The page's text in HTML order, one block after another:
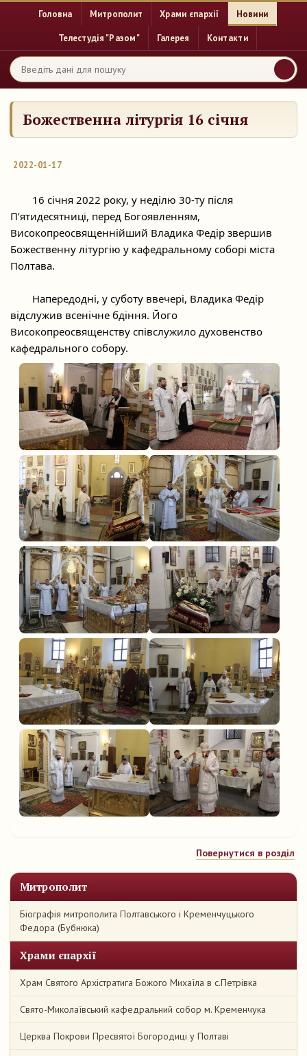
Головна Митрополит Храми єпархії Новини
Телестудія "Разом" Галерея Контакти
Митрополит
Біографія митрополита Полтавського і Кременчуцького
Федора (Бубнюка)
Храми єпархії
Храм Святого Архістратига Божого Михаїла в с.Петрівка
Свято-Миколаївський кафедральний собор м. Кременчука
Церква Покрови Пресвятої Богородиці у Полтаві
Божественна літургія 16 січня
2022-01-17
П’ятидесятниці, перед Богоявленням,
Високопреосвященнійший Владика Федір звершив
Божественну літургію у кафедральному соборі міста
Полтава.
відслужив всенічне бдіння. Його
Високопреосвященству співслужило духовенство
кафедрального собору.
Повернутися в розділ